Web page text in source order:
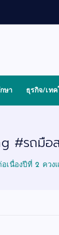
ษา ธุรกิจ/เท
#รถมื
อเนื่องปีที่ 2